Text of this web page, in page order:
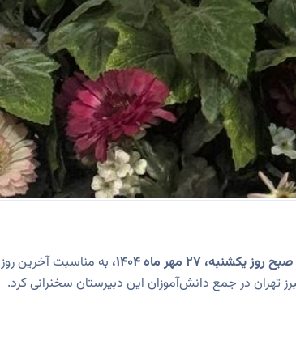
27 مهر ماه 1404،
به مناسبت آخرین
تهران در جمع دانش‌آموزان این دبیرستان سخنرانی کرد.